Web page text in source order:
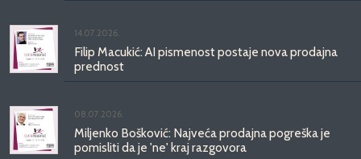
14.07.2026.
Filip Macukić: AI pismenost postaje nova prodajna
prednost
08.07.2026.
Miljenko Bošković: Najveća prodajna pogreška je
pomisliti da je 'ne' kraj razgovora